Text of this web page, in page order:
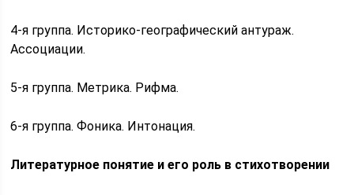
4-я группа. Историко-географический антураж.
Ассоциации.
5-я группа. Метрика. Рифма.
6-я группа. Фоника. Интонация.
Литературное понятие и его роль в стихотворении